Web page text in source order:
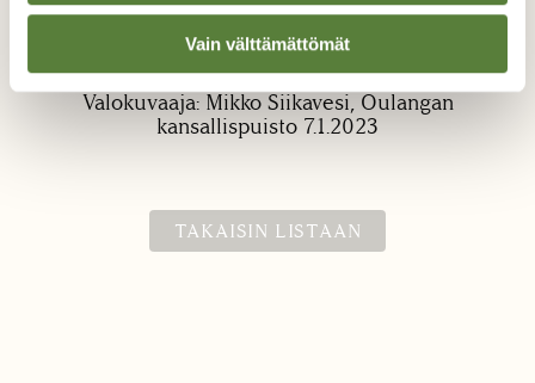
Vain välttämättömät
viisaus hyvän muistin?
Valokuvaaja: Mikko Siikavesi, Oulangan
kansallispuisto 7.1.2023
TAKAISIN LISTAAN